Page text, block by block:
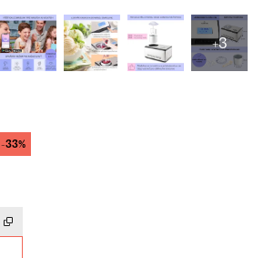
+3
-33%